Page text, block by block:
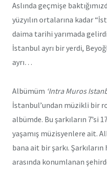
Aslında geçmişe
yüzyılın ortalarına kadar
daima tarihi yarımada
İstanbul ayrı bir yerdi,
ayrı…
Albümüm ‘Intra Muros
İstanbul’undan müzikli bir
albümde. Bu şarkıların 7’si
yaşamış müzisyenlere ait.
bana ait bir şarkı.
arasında konumlanan